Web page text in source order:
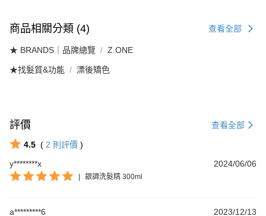
商品相關分類 (4) 查看全部
★ BRANDS｜品牌總覽 Z.ONE
★找髮質&功能 漂後矯色
評價 查看全部
4.5 ( 2 則評價 )
y********x
2024/06/06
| 銀調洗髮精 300ml
a*********6 2023/12/13